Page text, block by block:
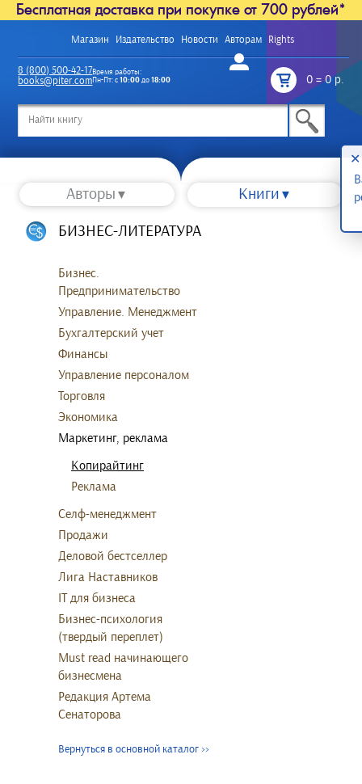
Бесплатная доставка при покупке от 700 рублей*
Магазин Издательство Новости Авторам Rights
Войти
0=0 р.
8 (800) 500-42-17
books@piter.com
Время работы:
Пн-Пт: с10:00до18:00
Авторы
Книги
БИЗНЕС-ЛИТЕРАТУРА
Бизнес.
Предпринимательство
Управление. Менеджмент
Бухгалтерский учет
Финансы
Управление персоналом
Торговля
Экономика
Маркетинг, реклама
Копирайтинг
Реклама
Селф-менеджмент
Продажи
Деловой бестселлер
Лига Наставников
IT для бизнеса
Бизнес-психология
(твердый переплет)
Must read начинающего
бизнесмена
Редакция Артема
Сенаторова
Вернуться в основной каталог>>
✕